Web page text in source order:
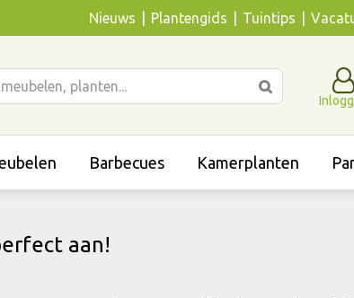
Nieuws Plantengids Tuintips
Barbecues Kamerplanten
aan!